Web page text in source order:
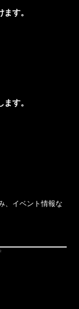
す。
す。
、イベント情報な